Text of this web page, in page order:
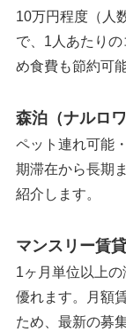
10万円程度（人
で、1人あたり
め食費も節約可
森泊（ナルロワ
ペット連れ可能
期滞在から長期
紹介します。
マンスリー賃
1ヶ月単位以上
優れます。月額
ため、最新の募